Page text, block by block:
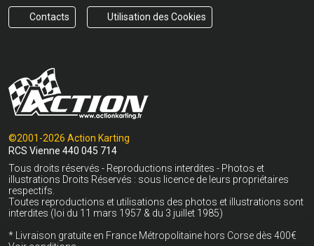
Contacts Utilisation des Cookies
©2001-2026 Action Karting
RCS Vienne 440 045 714
Tous droits réservés - Reproductions interdites - Photos et
illustrations Droits Réservés : sous licence de leurs propriétaires
respectifs.
Toutes reproductions et utilisations des photos et illustrations sont
interdites (loi du 11 mars 1957 & du 3 juillet 1985)
* Livraison gratuite en France Métropolitaine hors Corse dès 400€